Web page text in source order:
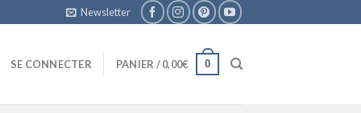
Newsletter
SE CONNECTER PANIER /0,00€ 0